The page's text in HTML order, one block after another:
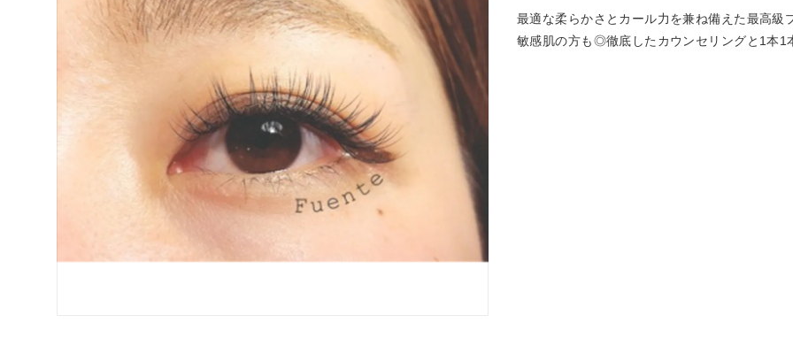
最適な柔らかさとカール力を兼ね備えた最高
敏感肌の方も◎徹底したカウンセリングと1本1